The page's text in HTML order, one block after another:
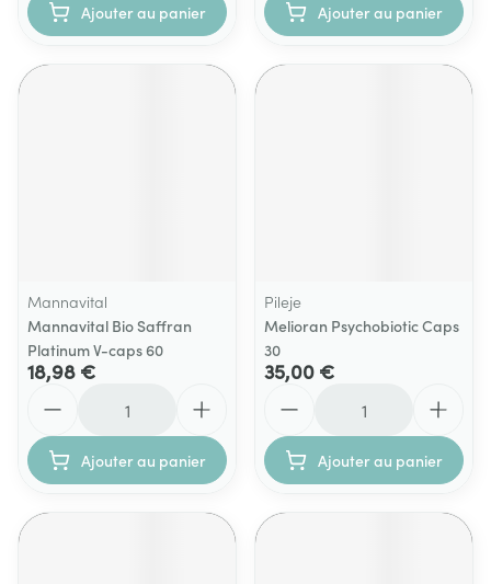
Ajouter au panier Ajouter au panier
Mannavital
Mannavital Bio Saffran
Platinum V-caps 60
18,98 €
Ajouter au panier
Pileje
Melioran Psychobiotic Caps
30
35,00 €
Ajouter au panier